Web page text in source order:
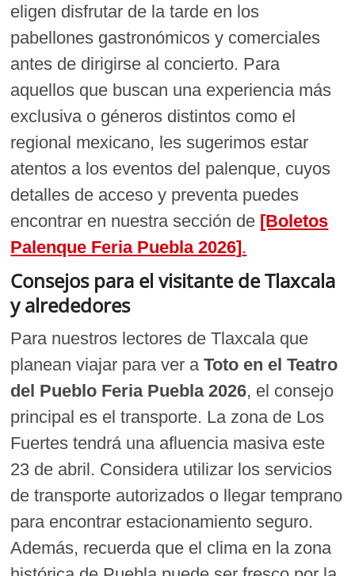
eligen disfrutar de la tarde en los
pabellones gastronómicos y comerciales
antes de dirigirse al concierto. Para
aquellos que buscan una experiencia más
exclusiva o géneros distintos como el
regional mexicano, les sugerimos estar
atentos a los eventos del palenque, cuyos
detalles de acceso y preventa puedes
encontrar en nuestra sección de [Boletos
Palenque Feria Puebla 2026].
Consejos para el visitante de Tlaxcala
y alrededores
Para nuestros lectores de Tlaxcala que
planean viajar para ver aToto en el Teatro
del Pueblo Feria Puebla 2026, el consejo
principal es el transporte. La zona de Los
Fuertes tendrá una afluencia masiva este
23 de abril. Considera utilizar los servicios
de transporte autorizados o llegar temprano
para encontrar estacionamiento seguro.
Además, recuerda que el clima en la zona